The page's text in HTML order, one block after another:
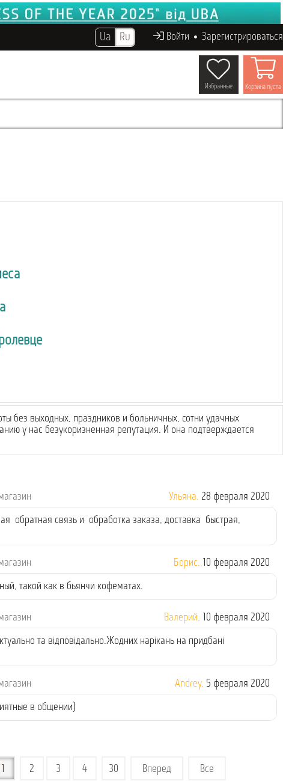
Войти Зарегистрироваться
Ua Ru
Корзина пуста
Избранные
без выходных, праздников и больничных, сотни удачных
у нас безукоризненная репутация. И она подтверждается
Ульяна, 28 февраля 2020
обратная связь и обработка заказа, доставка быстрая,
Борис, 10 февраля 2020
такой как в бьянчи кофематах.
Валерий, 10 февраля 2020
та відповідально.Жодних нарікань на придбані
Andrey, 5 февраля 2020
в общении)
1 2 3 4 30 Вперед Все